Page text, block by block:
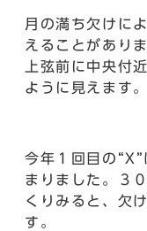
月の満ち欠けに
えることがあり
上弦前に中央付
ように見えます。
今年１回目の
まりました。３
くりみると、欠
す。